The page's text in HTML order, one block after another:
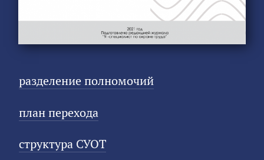
разделение полномочий
план перехода
структура СУОТ